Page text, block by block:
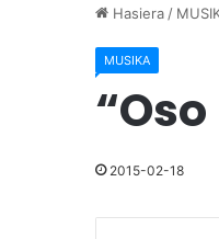
Hasiera /
MUSIKA
2015-02-18